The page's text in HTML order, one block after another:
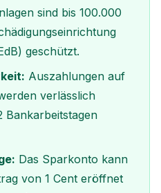
sind bis 100.000
geschützt.
Auszahlungen auf
verlässlich
Bankarbeitstagen
Das Sparkonto kann
von 1 Cent eröffnet